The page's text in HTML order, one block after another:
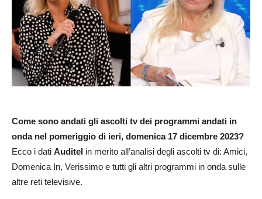
Come sono andati gli ascolti tv dei programmi andati in
onda nel pomeriggio di ieri, domenica 17 dicembre 2023?
Ecco i dati Auditel in merito all’analisi degli ascolti tv di: Amici,
Domenica In, Verissimo e tutti gli altri programmi in onda sulle
altre reti televisive.